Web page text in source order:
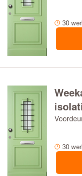
30
30